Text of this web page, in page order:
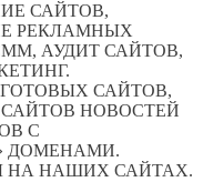
САЙТОВ,
РЕКЛАМНЫХ
АУДИТ САЙТОВ,
САЙТОВ,
НОВОСТЕЙ
С
ДОМЕНАМИ.
НА НАШИХ САЙТАХ.